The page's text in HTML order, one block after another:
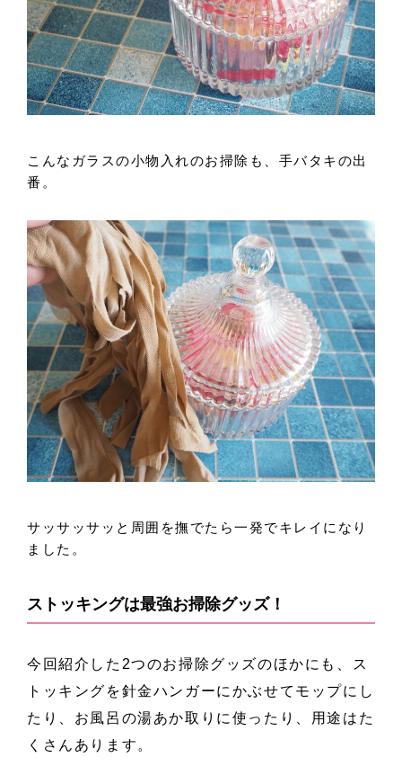
こんなガラスの小物入れのお掃除も、手バタキの出
番。
サッサッサッと周囲を撫でたら一発でキレイになり
ました。
ストッキングは最強お掃除グッズ！
今回紹介した2つのお掃除グッズのほかにも、ス
トッキングを針金ハンガーにかぶせてモップにし
たり、お風呂の湯あか取りに使ったり、用途はた
くさんあります。